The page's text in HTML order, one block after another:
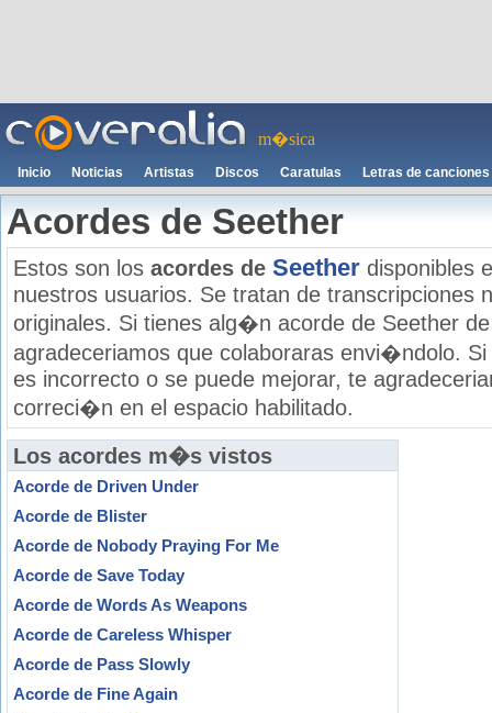
m�sica
Inicio Noticias Artistas Discos Caratulas Letras de canciones
Acordes de Seether
Estos son los acordes de Seether disponibles
nuestros usuarios. Se tratan de transcripciones
originales. Si tienes alg�n acorde de Seether
agradeceriamos que colaboraras envi�ndolo.
es incorrecto o se puede mejorar, te
correci�n en el espacio habilitado.
Los acordes m�s vistos
Acorde de Driven Under
Acorde de Blister
Acorde de Nobody Praying For Me
Acorde de Save Today
Acorde de Words As Weapons
Acorde de Careless Whisper
Acorde de Pass Slowly
Acorde de Fine Again